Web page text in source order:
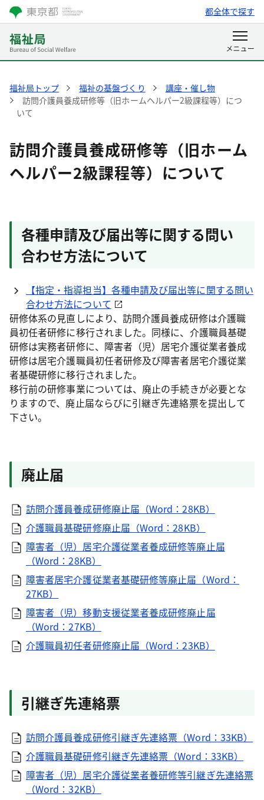
都全体で探す
福祉局トップ 福祉の基盤づくり
講座・催し物
訪問介護員養成研修等（旧ホームヘルパー2級課程等）につ
いて
訪問介護員養成研修等（旧ホーム
ヘルパー2級課程等）について
各種申請及び届出等に関する問い
合わせ方法について
【指定・指導担当】各種申請及び届出等に関する問い
合わせ方法について
研修体系の見直しにより、訪問介護員養成研修は介護職
員初任者研修に移行されました。同様に、介護職員基礎
研修は実務者研修に、障害者（児）居宅介護従業者養成
研修は居宅介護職員初任者研修及び障害者居宅介護従業
者基礎研修に移行されました。
移行前の研修事業については、廃止の手続きが必要とな
りますので、廃止届ならびに引継ぎ先連絡票を提出して
下さい。
廃止届
訪問介護員養成研修廃止届（Word：28KB）
介護職員基礎研修廃止届（Word：28KB）
障害者（児）居宅介護従業者養成研修等廃止届
（Word：28KB）
障害者居宅介護従業者基礎研修等廃止届（Word：
27KB）
障害者（児）移動支援従業者養成研修廃止届
（Word：27KB）
介護職員初任者研修廃止届（Word：23KB）
引継ぎ先連絡票
訪問介護員養成研修引継ぎ先連絡票（Word：33KB）
介護職員基礎研修引継ぎ先連絡票（Word：33KB）
障害者（児）居宅介護従業者養研修等引継ぎ先連絡票
（Word：32KB）